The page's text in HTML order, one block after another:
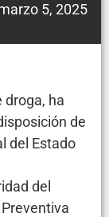
5, 2025
droga, ha
de
del Estado
del